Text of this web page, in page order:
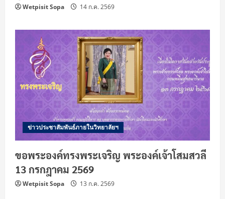
Wetpisit Sopa 14 ก.ค. 2569
ข่าวประชาสัมพันธ์ภายในวิทยาลัยฯ
ขอพระองค์ทรงพระเจริญ พระองค์เจ้าโสมสวลี
13 กรกฎาคม 2569
Wetpisit Sopa 13 ก.ค. 2569